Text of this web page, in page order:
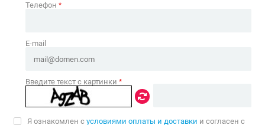
Телефон *
E-mail
Введите текст с картинки *
Я ознакомлен с условиями оплаты и доставки и согласен с